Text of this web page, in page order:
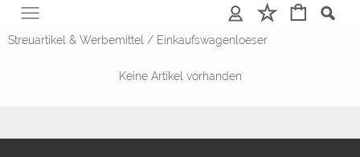
AnmeldenMerkliste
Streuartikel & Werbemittel / Einkaufswagenloeser
Keine Artikel vorhanden